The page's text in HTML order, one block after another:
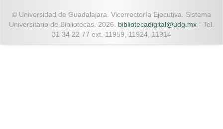
© Universidad de Guadalajara. Vicerrectoría Ejecutiva. Sistema
Universitario de Bibliotecas. 2026. bibliotecadigital@udg.mx - Tel.
31 34 22 77 ext. 11959, 11924, 11914